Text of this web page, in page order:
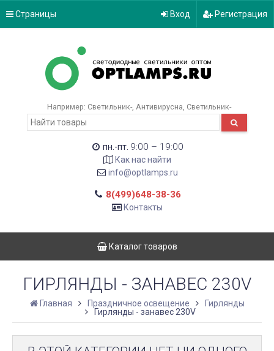
Страницы Вход Регистрация
Например: Светильник- Антивирусна Светильник-
пн.-пт. 9:00 – 19:00
Как нас найти
info@optlamps.ru
8(499)648-38-36
Контакты
Каталог товаров
ГИРЛЯНДЫ - ЗАНАВЕС 230V
Главная Праздничное освещение
Гирлянды
Гирлянды - занавес 230V